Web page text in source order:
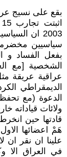
بقع على نسيج
2003 ان
سياسيين
بفعل الفساد و
الشخصية [مع
عراقية عريقة
الديمقراطي
الدعوة (مع
ولائات قياداته
قادتها حين
هَمْ اعضائها
علينا ان نقر ان
في العراق الا